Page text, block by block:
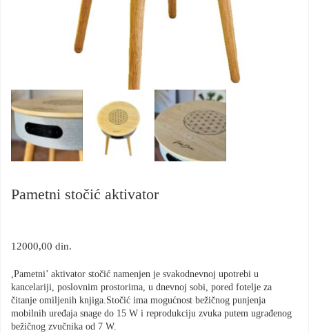
Pametni stočić aktivator
12000,00 din.
,Pametni’ aktivator stočić namenjen je svakodnevnoj upotrebi u
kancelariji, poslovnim prostorima, u dnevnoj sobi, pored fotelje za
čitanje omiljenih knjiga.Stočić ima mogućnost bežičnog punjenja
mobilnih uređaja snage do 15 W i reprodukciju zvuka putem ugrađenog
bežičnog zvučnika od 7 W.